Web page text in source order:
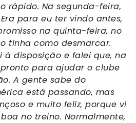
rápido. Na segunda-feira,
para eu ter vindo antes,
na quinta-feira, no
tinha como desmarcar.
à disposição e falei que, na
para ajudar o clube
A gente sabe do
está passando, mas
e muito feliz, porque vi
no treino. Normalmente,